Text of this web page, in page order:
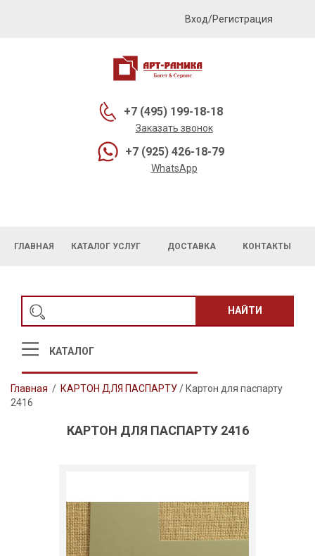
Вход/Регистрация
+7 (495) 199-18-18
Заказать звонок
+7 (925) 426-18-79
WhatsApp
ГЛАВНАЯ КАТАЛОГ УСЛУГ ДОСТАВКА КОНТАКТЫ
НАЙТИ
КАТАЛОГ
Главная / КАРТОН ДЛЯ ПАСПАРТУ/ Картон для паспарту
2416
КАРТОН ДЛЯ ПАСПАРТУ 2416